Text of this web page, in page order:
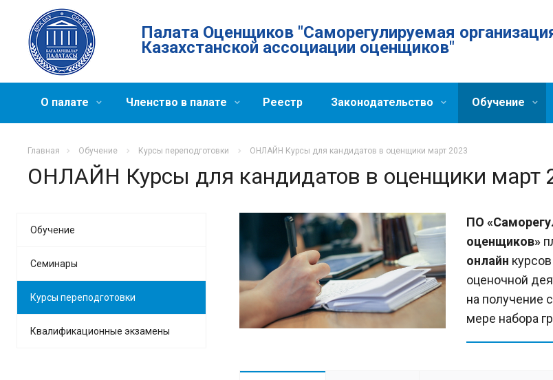
Палата Оценщиков "Саморегулируемая
Казахстанской ассоциации оценщиков"
О палате Членство в палате Реестр Законодательство Обучение
Главная Обучение Курсы переподготовки ОНЛАЙН Курсы для кандидатов в оценщики март 2023
ОНЛАЙН Курсы для кандидатов в оценщики март
ПО
оценщиков»
онлайн
оценочной
на получение
мере набора
Обучение
Семинары
Курсы переподготовки
Квалификационные экзамены